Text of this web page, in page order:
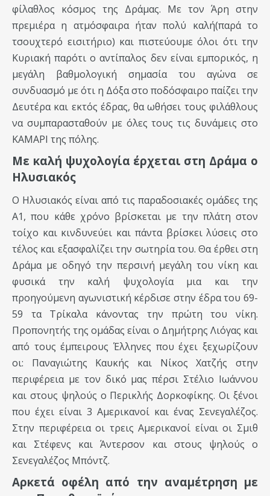
φίλαθλος κόσμος της Δράμας. Με τον Άρη στην
πρεμιέρα η ατμόσφαιρα ήταν πολύ καλή(παρά το
τσουχτερό εισιτήριο) και πιστεύουμε όλοι ότι την
Κυριακή παρότι ο αντίπαλος δεν είναι εμπορικός, η
μεγάλη βαθμολογική σημασία του αγώνα σε
συνδυασμό με ότι η Δόξα στο ποδόσφαιρο παίζει την
Δευτέρα και εκτός έδρας, θα ωθήσει τους φιλάθλους
να συμπαρασταθούν με όλες τους τις δυνάμεις στο
ΚΑΜΑΡΙ της πόλης.
Με καλή ψυχολογία έρχεται στη Δράμα ο
Ηλυσιακός
Ο Ηλυσιακός είναι από τις παραδοσιακές ομάδες της
Α1, που κάθε χρόνο βρίσκεται με την πλάτη στον
τοίχο και κινδυνεύει και πάντα βρίσκει λύσεις στο
τέλος και εξασφαλίζει την σωτηρία του. Θα έρθει στη
Δράμα με οδηγό την περσινή μεγάλη του νίκη και
φυσικά την καλή ψυχολογία μια και την
προηγούμενη αγωνιστική κέρδισε στην έδρα του 69-
59 τα Τρίκαλα κάνοντας την πρώτη του νίκη.
Προπονητής της ομάδας είναι ο Δημήτρης Λιόγας και
από τους έμπειρους Έλληνες που έχει ξεχωρίζουν
οι: Παναγιώτης Καυκής και Νίκος Χατζής στην
περιφέρεια με τον δικό μας πέρσι Στέλιο Ιωάννου
και στους ψηλούς ο Περικλής Δορκοφίκης. Οι ξένοι
που έχει είναι 3 Αμερικανοί και ένας Σενεγαλέζος.
Στην περιφέρεια οι τρεις Αμερικανοί είναι οι Σμιθ
και Στέφενς και Άντερσον και στους ψηλούς ο
Σενεγαλέζος Μπόντζ.
Αρκετά οφέλη από την αναμέτρηση με